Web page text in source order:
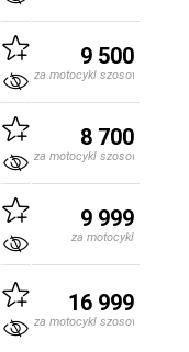
9 500
za motocykl szosowo-
8 700
za motocykl szosowo-
9 999
za motocykl
16 999
za motocykl szosowo-